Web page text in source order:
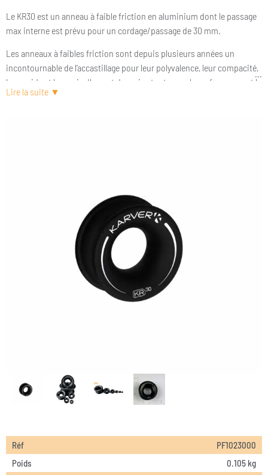
Le KR30 est un anneau à faible friction en aluminium dont le passage
max interne est prévu pour un cordage/passage de 30 mm.
Les anneaux à faibles friction sont depuis plusieurs années un
incontournable de l’accastillage pour leur polyvalence, leur compacité,
leur poids et leur prix. Ils sont de vrais atouts vers la performance et le
confort.
Réf
PF1023000
Poids
0.105 kg